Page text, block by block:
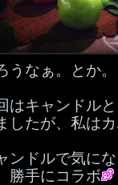
うなぁ。とか。
はキャンドル
したが、私は
ンドルで気に
勝手にコラボ